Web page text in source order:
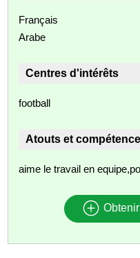
Français
Arabe
Centres d'intérêts
football
Atouts et
aime le travail en